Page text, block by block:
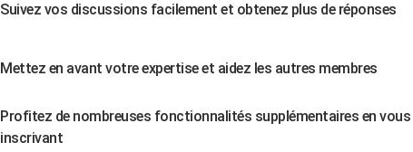
Suivez vos discussions facilement et obtenez plus de réponses
Mettez en avant votre expertise et aidez les autres membres
Profitez de nombreuses fonctionnalités supplémentaires en vous
inscrivant